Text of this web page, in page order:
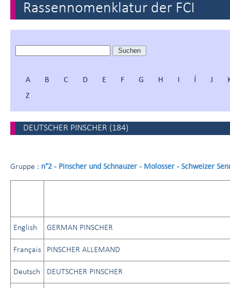
Rassennomenklatur der FCI
A B C D E F G H I Í J
Z
DEUTSCHER PINSCHER (184)
Gruppe : n°2 - Pinscher und Schnauzer - Molosser - Schweizer
English GERMAN PINSCHER
Français PINSCHER ALLEMAND
Deutsch DEUTSCHER PINSCHER